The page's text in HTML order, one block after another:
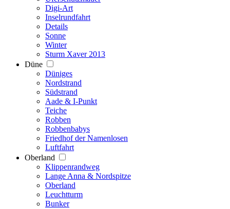
Digi-Art
Inselrundfahrt
Details
Sonne
Winter
Sturm Xaver 2013
Düne
Düniges
Nordstrand
Südstrand
Aade & I-Punkt
Teiche
Robben
Robbenbabys
Friedhof der Namenlosen
Luftfahrt
Oberland
Klippenrandweg
Lange Anna & Nordspitze
Oberland
Leuchtturm
Bunker